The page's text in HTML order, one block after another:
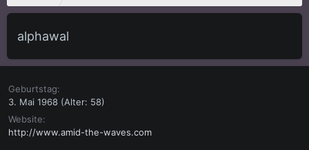
alphawal
Geburtstag
3. Mai 1968 (Alter: 58)
Website
http://www.amid-the-waves.com